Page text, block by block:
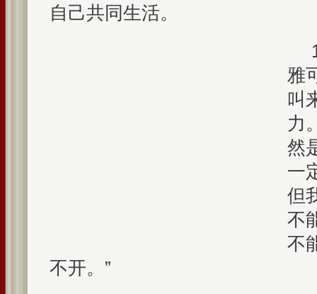
自己共同生活。
雅
叫
力
然
一
但
不
不
不开。”